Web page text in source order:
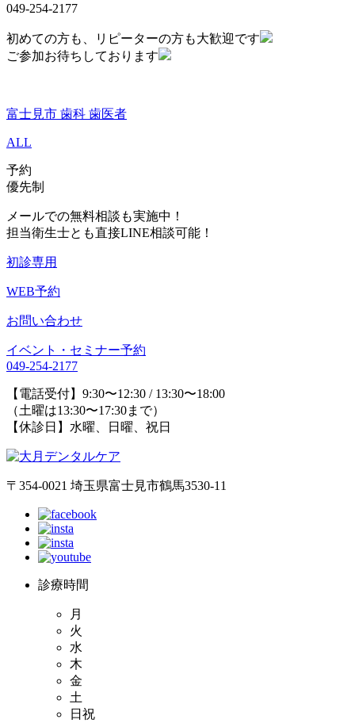
049-254-2177
初めての方も、リピーターの方も大歓迎です
ご参加お待ちしております
富士見市 歯科 歯医者
ALL
予約
優先制
メールでの無料相談も実施中！
担当衛生士とも直接LINE相談可能！
初診専用
WEB予約
お問い合わせ
イベント・セミナー予約
049-254-2177
【電話受付】9:30〜12:30 / 13:30〜18:00
（土曜は13:30〜17:30まで）
【休診日】水曜、日曜、祝日
〒354-0021 埼玉県富士見市鶴馬3530-11
診療時間
月
火
水
木
金
土
日祝